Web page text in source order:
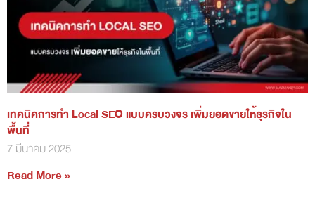
เทคนิคการทำ Local SEO แบบครบวงจร เพิ่มยอดขายให้ธุรกิจใน
พื้นที่
7 มีนาคม 2025
Read More »